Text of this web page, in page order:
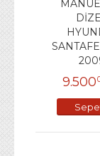
9.500